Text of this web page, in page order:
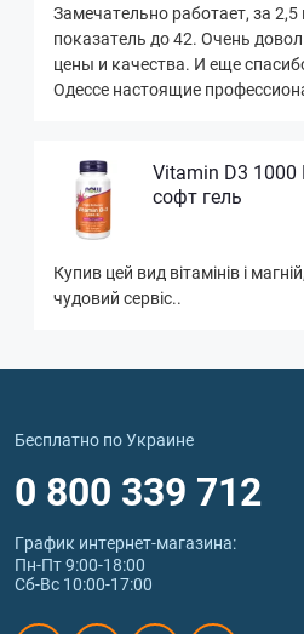
Замечательно работает, за
показатель до 42. Очень
цены и качества. И еще
Одессе настоящие
Vitamin D3 1000
софт гель
Купив цей вид вітамінів і
чудовий сервіс..
Бесплатно по Украине
0 800 339 712
График интернет‑магазина:
Пн-Пт 9:00-18:00
Сб-Вс 10:00-17:00